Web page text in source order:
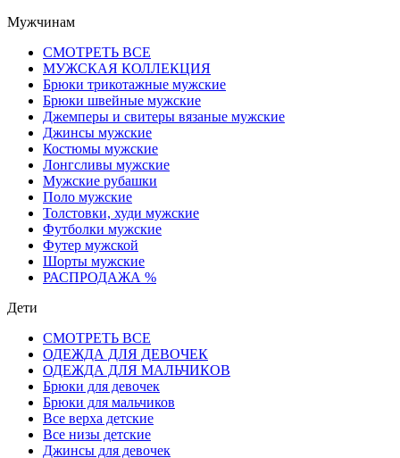
Мужчинам
СМОТРЕТЬ ВСЕ
МУЖСКАЯ КОЛЛЕКЦИЯ
Брюки трикотажные мужские
Брюки швейные мужские
Джемперы и свитеры вязаные мужские
Джинсы мужские
Костюмы мужские
Лонгсливы мужские
Мужские рубашки
Поло мужские
Толстовки, худи мужские
Футболки мужские
Футер мужской
Шорты мужские
РАСПРОДАЖА %
Дети
СМОТРЕТЬ ВСЕ
ОДЕЖДА ДЛЯ ДЕВОЧЕК
ОДЕЖДА ДЛЯ МАЛЬЧИКОВ
Брюки для девочек
Брюки для мальчиков
Все верха детские
Все низы детские
Джинсы для девочек